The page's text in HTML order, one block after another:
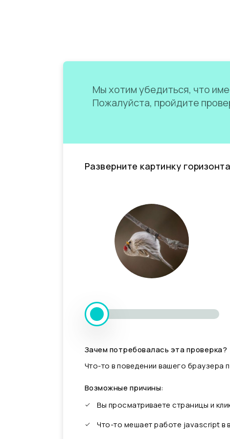
Мы хотим убедиться, что
Пожалуйста, пройдите
Разверните картинку
Зачем потребовалась эта проверка?
Что-то в поведении вашего браузера
Возможные причины:
Вы просматриваете страницы и
Что-то мешает работе javascript в